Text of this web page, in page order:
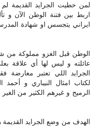
لمن حطيت الجرايد القديمة
اربط بين فتنة الوطن الآن و
ايراني يتجسس او شهادة المدرسة
الوطن قبل الغزو مملوكة من
عائلته و ليس لها أي علاقة
الجرايد اللي تعتبر معارضة
لكتاب امثال النيباري و
الرميح و غيرهم الكثير من
الهدف من وضع الجرايد القديمة